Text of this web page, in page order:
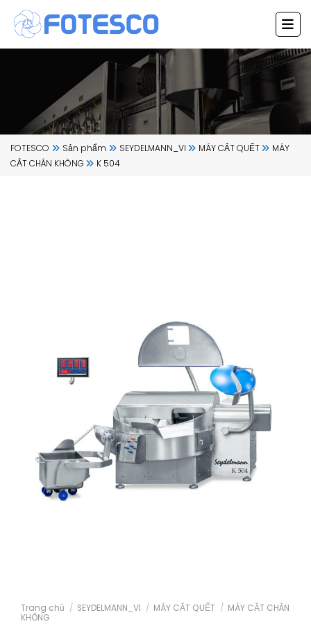
Chuyển
đến
dung
FOTESCO Sản phẩm SEYDELMANN_VI MÁY CẮT QUẾT
MÁY
CẮT CHÂN KHÔNG
K 504
Trang chủ / SEYDELMANN_VI / MÁY CẮT QUẾT / MÁY CẮT CHÂN
KHÔNG